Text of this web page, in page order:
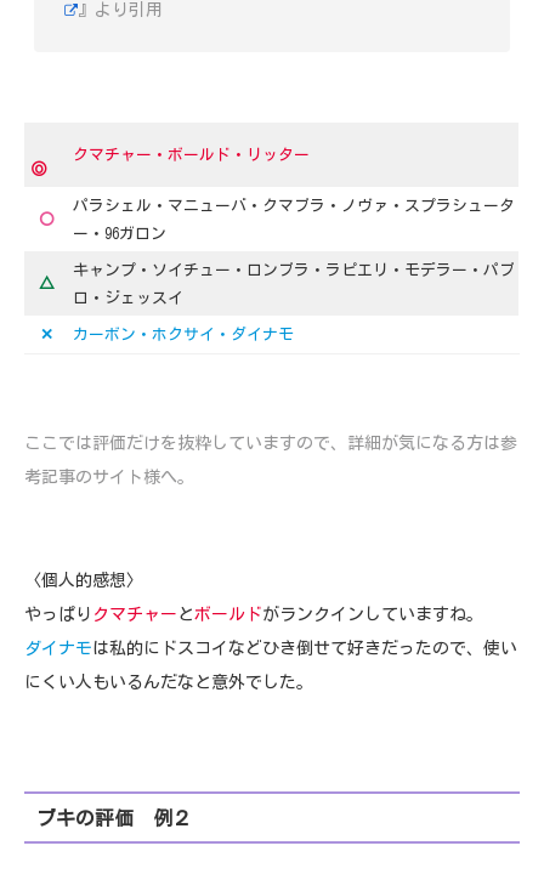
』より引用
◎
クマチャー・ボールド・リッター
〇
パラシェル・マニューバ・クマブラ・ノヴァ・スプラシュータ
ー・96ガロン
△
キャンプ・ソイチュー・ロンブラ・ラピエリ・モデラー・パブ
ロ・ジェッスイ
✕ カーボン・ホクサイ・ダイナモ
ここでは評価だけを抜粋していますので、詳細が気になる方は参
考記事のサイト様へ。
〈個人的感想〉
やっぱり クマチャー とボールドがランクインしていますね。
ダイナモは私的にドスコイなどひき倒せて好きだったので、使い
にくい人もいるんだなと意外でした。
ブキの評価 例２